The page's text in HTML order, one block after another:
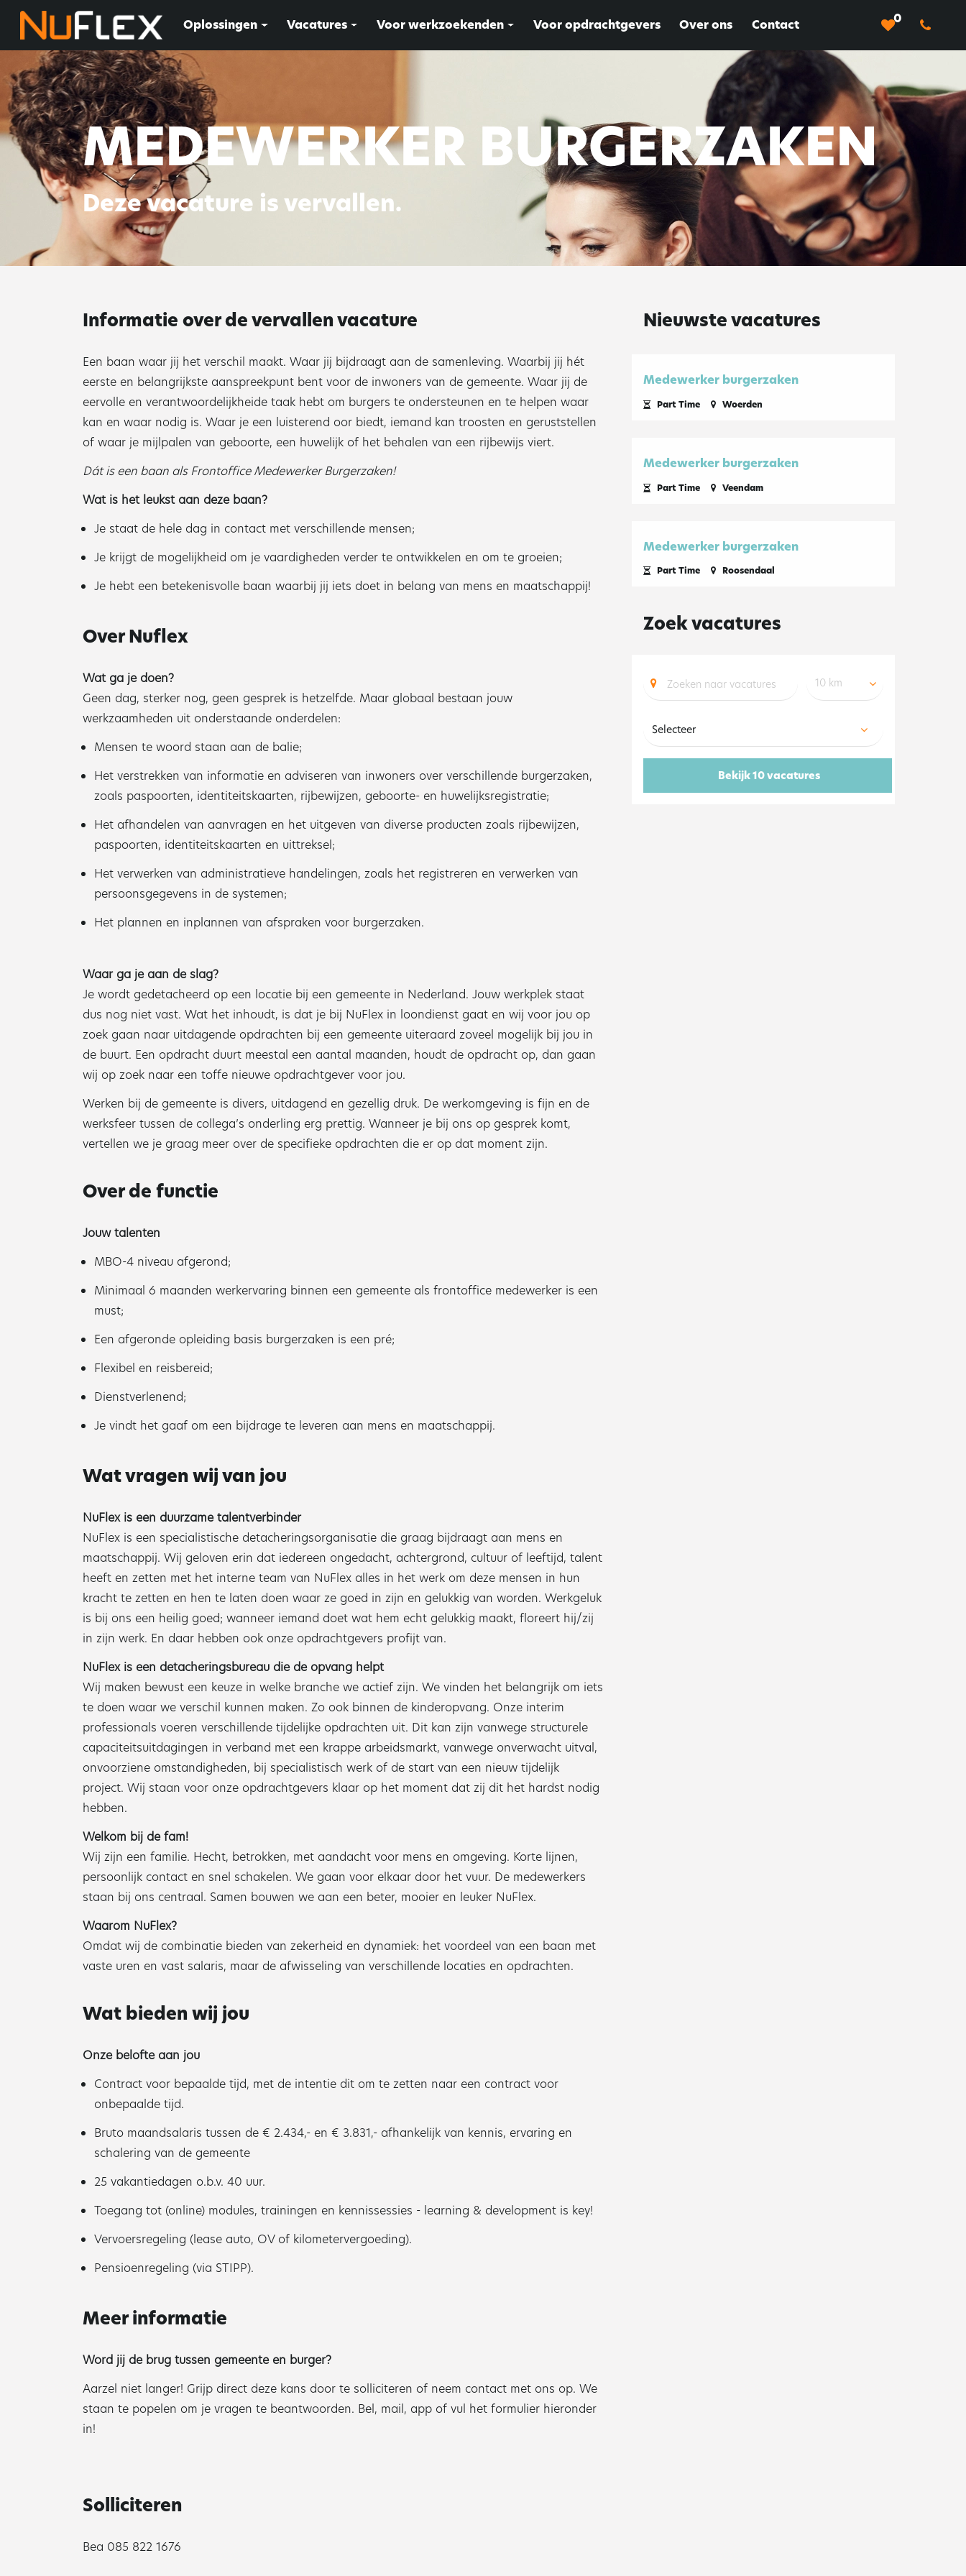
Oplossingen Vacatures Voor werkzoekenden Voor opdrachtgevers Over ons Contact 0
MEDEWERKER BURGERZAKEN
Deze vacature is vervallen.
Informatie over de vervallen vacature
Een baan waar jij het verschil maakt. Waar jij bijdraagt aan de samenleving. Waarbij jij hét
eerste en belangrijkste aanspreekpunt bent voor de inwoners van de gemeente. Waar jij de
eervolle en verantwoordelijkheide taak hebt om burgers te ondersteunen en te helpen waar
kan en waar nodig is. Waar je een luisterend oor biedt, iemand kan troosten en geruststellen
of waar je mijlpalen van geboorte, een huwelijk of het behalen van een rijbewijs viert.
Dát is een baan als Frontoffice Medewerker Burgerzaken!
Wat is het leukst aan deze baan?
Je staat de hele dag in contact met verschillende mensen;
Je krijgt de mogelijkheid om je vaardigheden verder te ontwikkelen en om te groeien;
Je hebt een betekenisvolle baan waarbij jij iets doet in belang van mens en maatschappij!
Over Nuflex
Wat ga je doen?
Geen dag, sterker nog, geen gesprek is hetzelfde. Maar globaal bestaan jouw
werkzaamheden uit onderstaande onderdelen:
Mensen te woord staan aan de balie;
Het verstrekken van informatie en adviseren van inwoners over verschillende burgerzaken,
zoals paspoorten, identiteitskaarten, rijbewijzen, geboorte- en huwelijksregistratie;
Het afhandelen van aanvragen en het uitgeven van diverse producten zoals rijbewijzen,
paspoorten, identiteitskaarten en uittreksel;
Het verwerken van administratieve handelingen, zoals het registreren en verwerken van
persoonsgegevens in de systemen;
Het plannen en inplannen van afspraken voor burgerzaken.
Waar ga je aan de slag?
Je wordt gedetacheerd op een locatie bij een gemeente in Nederland. Jouw werkplek staat
dus nog niet vast. Wat het inhoudt, is dat je bij NuFlex in loondienst gaat en wij voor jou op
zoek gaan naar uitdagende opdrachten bij een gemeente uiteraard zoveel mogelijk bij jou in
de buurt. Een opdracht duurt meestal een aantal maanden, houdt de opdracht op, dan gaan
wij op zoek naar een toffe nieuwe opdrachtgever voor jou.
Werken bij de gemeente is divers, uitdagend en gezellig druk. De werkomgeving is fijn en de
werksfeer tussen de collega’s onderling erg prettig. Wanneer je bij ons op gesprek komt,
vertellen we je graag meer over de specifieke opdrachten die er op dat moment zijn.
Over de functie
Jouw talenten
MBO-4 niveau afgerond;
Minimaal 6 maanden werkervaring binnen een gemeente als frontoffice medewerker is een
must;
Een afgeronde opleiding basis burgerzaken is een pré;
Flexibel en reisbereid;
Dienstverlenend;
Je vindt het gaaf om een bijdrage te leveren aan mens en maatschappij.
Wat vragen wij van jou
NuFlex is een duurzame talentverbinder
NuFlex is een specialistische detacheringsorganisatie die graag bijdraagt aan mens en
maatschappij. Wij geloven erin dat iedereen ongedacht, achtergrond, cultuur of leeftijd, talent
heeft en zetten met het interne team van NuFlex alles in het werk om deze mensen in hun
kracht te zetten en hen te laten doen waar ze goed in zijn en gelukkig van worden. Werkgeluk
is bij ons een heilig goed; wanneer iemand doet wat hem echt gelukkig maakt, floreert hij/zij
in zijn werk. En daar hebben ook onze opdrachtgevers profijt van.
NuFlex is een detacheringsbureau die de opvang helpt
Wij maken bewust een keuze in welke branche we actief zijn. We vinden het belangrijk om iets
te doen waar we verschil kunnen maken. Zo ook binnen de kinderopvang. Onze interim
professionals voeren verschillende tijdelijke opdrachten uit. Dit kan zijn vanwege structurele
capaciteitsuitdagingen in verband met een krappe arbeidsmarkt, vanwege onverwacht uitval,
onvoorziene omstandigheden, bij specialistisch werk of de start van een nieuw tijdelijk
project. Wij staan voor onze opdrachtgevers klaar op het moment dat zij dit het hardst nodig
hebben.
Welkom bij de fam!
Wij zijn een familie. Hecht, betrokken, met aandacht voor mens en omgeving. Korte lijnen,
persoonlijk contact en snel schakelen. We gaan voor elkaar door het vuur. De medewerkers
staan bij ons centraal. Samen bouwen we aan een beter, mooier en leuker NuFlex.
Waarom NuFlex?
Omdat wij de combinatie bieden van zekerheid en dynamiek: het voordeel van een baan met
vaste uren en vast salaris, maar de afwisseling van verschillende locaties en opdrachten.
Wat bieden wij jou
Onze belofte aan jou
Contract voor bepaalde tijd, met de intentie dit om te zetten naar een contract voor
onbepaalde tijd.
Bruto maandsalaris tussen de € 2.434,- en € 3.831,- afhankelijk van kennis, ervaring en
schalering van de gemeente
25 vakantiedagen o.b.v. 40 uur.
Toegang tot (online) modules, trainingen en kennissessies - learning & development is key!
Vervoersregeling (lease auto, OV of kilometervergoeding).
Pensioenregeling (via STIPP).
Meer informatie
Word jij de brug tussen gemeente en burger?
Aarzel niet langer! Grijp direct deze kans door te solliciteren of neem contact met ons op. We
staan te popelen om je vragen te beantwoorden. Bel, mail, app of vul het formulier hieronder
in!
Solliciteren
Bea 085 822 1676
Nieuwste vacatures
Medewerker burgerzaken
Part Time Woerden
Medewerker burgerzaken
Part Time Veendam
Medewerker burgerzaken
Part Time Roosendaal
Zoek vacatures
10 km
Bekijk 10 vacatures